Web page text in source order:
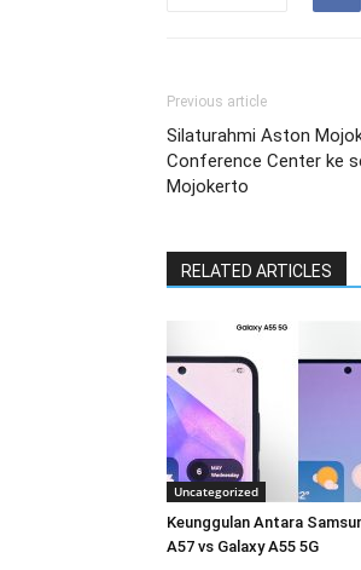
Previous article
Silaturahmi Aston
Conference Center ke
Mojokerto
RELATED ARTICLES
Uncategorized
Keunggulan Antara
A57 vs Galaxy A55 5G